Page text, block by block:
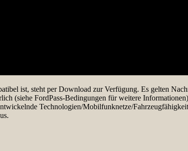
ist, steht per Download zur Verfügung. Es gelten
(siehe FordPass-Bedingungen für weitere
Technologien/Mobilfunknetze/